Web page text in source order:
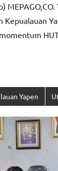
Kepualauan
Yapen